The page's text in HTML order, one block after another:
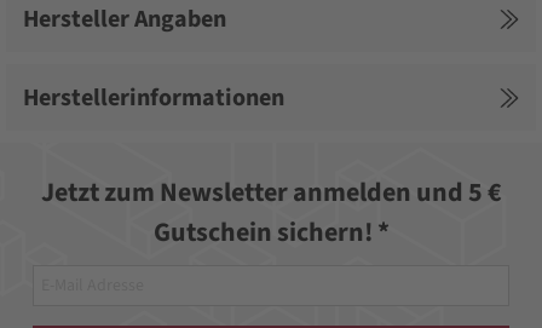
Hersteller Angaben
Herstellerinformationen
Jetzt zum Newsletter anmelden und 5 €
Gutschein sichern! *